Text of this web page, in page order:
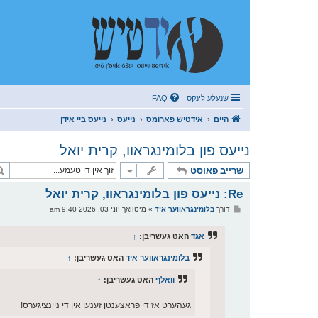
שנעלע לינקס FAQ
היים אידטיש פארומס נייעס נייעס ביי אידן
נייעס פון בלומינגראוו, קרית יואל
שרייב פאוסט
Re: נייעס פון בלומינגראוו, קרית יואל
פדורך בלומינגראווער איד» מיטוואך יוני 03, 2026 9:40 am
אגד האט געשריבן: ↑
בלומינגראווער איד האט געשריבן: ↑
וואלף האט געשריבן: ↑
געהערט אז די פראצענטן זענען אין די ניינציגערס!